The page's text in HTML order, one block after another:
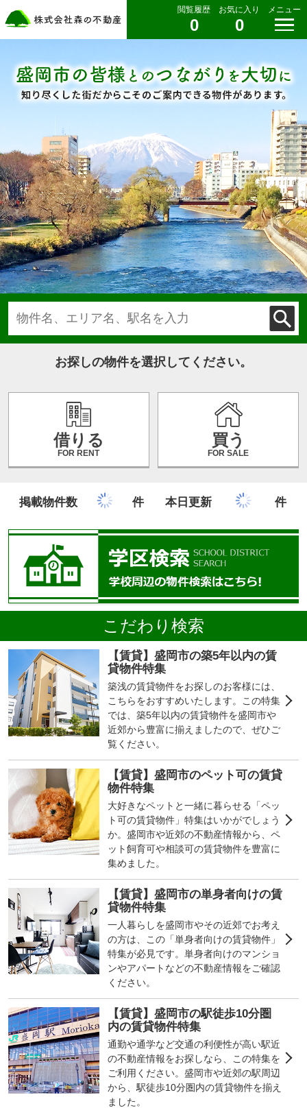
閲覧履歴
0
お気に入り
0
メニュー
お探しの物件を選択してください。
借りる
FOR RENT
買う
FOR SALE
掲載物件数 件 本日更新 件
こだわり検索
【賃貸】盛岡市の築5年以内の賃
貸物件特集
築浅の賃貸物件をお探しのお客様には、
こちらをおすすめいたします。この特集
では、築5年以内の賃貸物件を盛岡市や
近郊から豊富に揃えましたので、ぜひご
覧ください。
【賃貸】盛岡市のペット可の賃貸
物件特集
大好きなペットと一緒に暮らせる「ペッ
ト可の賃貸物件」特集はいかがでしょう
か。盛岡市や近郊の不動産情報から、ペ
ット飼育可や相談可の賃貸物件を豊富に
集めました。
【賃貸】盛岡市の単身者向けの賃
貸物件特集
一人暮らしを盛岡市やその近郊でお考え
の方は、この「単身者向けの賃貸物件」
特集が必見です。単身者向けのマンショ
ンやアパートなどの不動産情報をご確認
ください。
【賃貸】盛岡市の駅徒歩10分圏
内の賃貸物件特集
通勤や通学など交通の利便性が高い駅近
の不動産情報をお探しなら、この特集を
ご利用ください。盛岡市や近郊の駅周辺
から、駅徒歩10分圏内の賃貸物件を揃え
ました。